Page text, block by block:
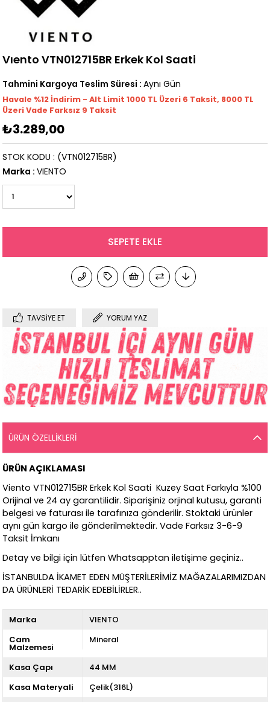
Vıento VTN012715BR Erkek Kol Saati
Tahmini Kargoya Teslim Süresi : Aynı Gün
Havale %12 İndirim - Alt Limit 1000 TL Üzeri 6 Taksit, 8000 TL
Üzeri Vade Farksız 9 Taksit
₺3.289,00
(VTN012715BR)
STOK KODU
Marka : VIENTO
TAVSIYE ET YORUM YAZ
ÜRÜN ÖZELLIKLERI
ÜRÜN AÇIKLAMASI
Viento VTN012715BR Erkek Kol Saati Kuzey Saat Farkıyla %100
Orijinal ve 24 ay garantilidir. Siparişiniz orjinal kutusu, garanti
belgesi ve faturası ile tarafınıza gönderilir. Stoktaki ürünler
aynı gün kargo ile gönderilmektedir. Vade Farksız 3-6-9
Taksit İmkanı
Detay ve bilgi için lütfen Whatsapptan iletişime geçiniz..
İSTANBULDA İKAMET EDEN MÜŞTERİLERİMİZ MAĞAZALARIMIZDAN
DA ÜRÜNLERİ TEDARİK EDEBİLİRLER..
Marka
VIENTO
Cam
Malzemesi
Mineral
Kasa Çapı
44 MM
Kasa Materyali
Çelik(316L)